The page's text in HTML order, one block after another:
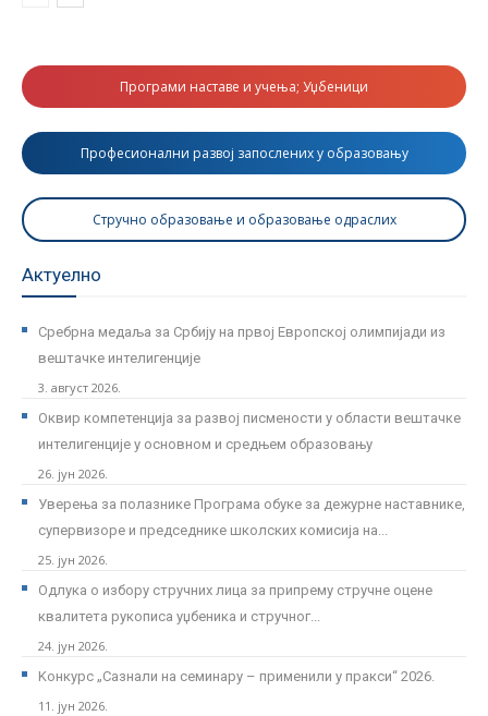
Програми наставе и учења; Уџбеници
Професионални развој запослених у образовању
Стручно образовање и образовање одраслих
Актуелно
Сребрна медаља за Србију на првој Европској олимпијади из
вештачке интелигенције
3. август 2026.
Оквир компетенција за развој писмености у области вештачке
интелигенције у основном и средњем образовању
26. јун 2026.
Уверења за полазнике Програмa обуке за дежурне наставнике,
супервизоре и председнике школских комисија на...
25. јун 2026.
Одлука о избору стручних лица за припрему стручне оцене
квалитета рукописа уџбеника и стручног...
24. јун 2026.
Kонкурс „Сазнали на семинару – применили у пракси“ 2026.
11. јун 2026.